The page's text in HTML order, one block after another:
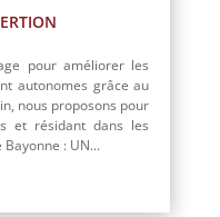
pour améliorer les
autonomes grâce au
nous proposons pour
et résidant dans les
: UN...